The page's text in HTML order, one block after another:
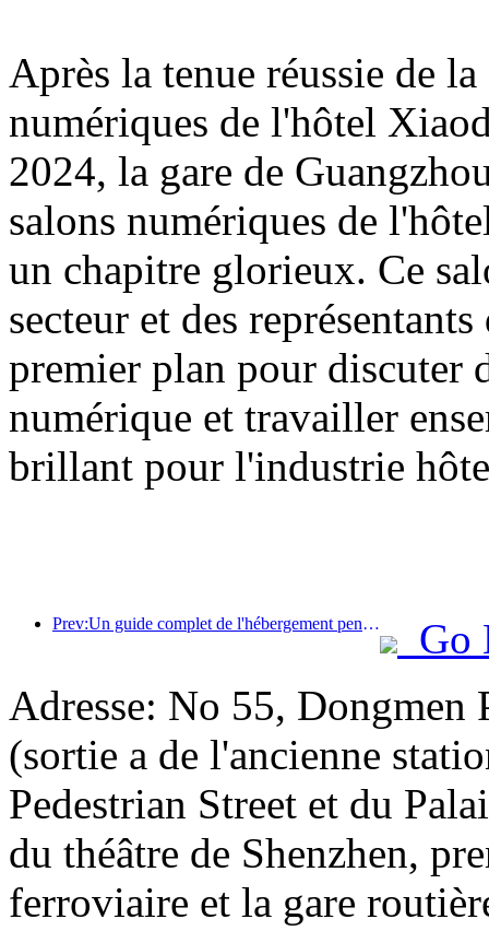
Après la tenue réussie de
numériques de l'hôtel
2024, la gare de
salons numériques de
un chapitre glorieux. Ce
secteur et des
premier plan pour discuter
numérique et travailler
brillant pour l'industrie
Prev:Un guide complet de l'hébergement pendant la saison touristique hivernale à Pékin La nouvelle cour de l'hôtel Jingneng déclenche un nouvel engouement touristique.
Go
Adresse: No 55, Dongmen
(sortie a de l'ancienne
Pedestrian Street et du
du théâtre de Shenzhen,
ferroviaire et la gare